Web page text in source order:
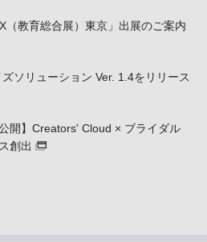
（教育総合展）東京」出展のご案内
ソリューション Ver. 1.4をリリース
開】Creators' Cloud × ブライダル
創出